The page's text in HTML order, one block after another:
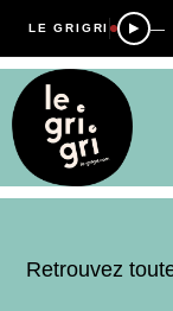
LE GRIGRI —
Retrouvez